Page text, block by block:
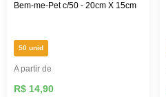
Bem-me-Pet c/50 - 20cm X 15cm
50 unid
A partir de
R$ 14,90